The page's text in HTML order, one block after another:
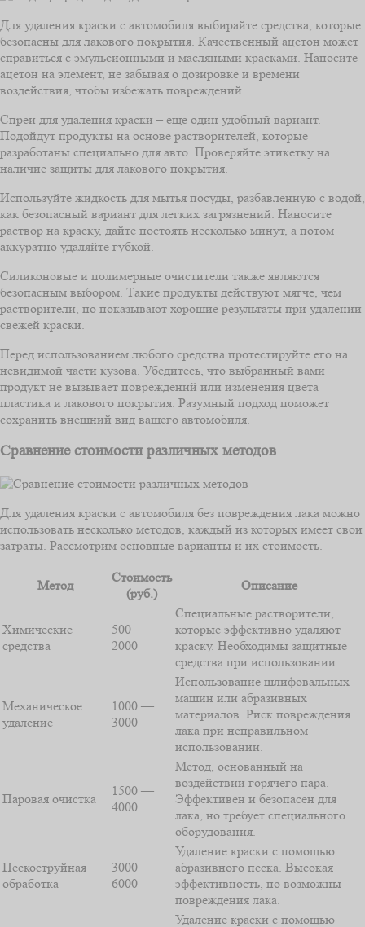
Для удаления краски с автомобиля выбирайте средства, которые
безопасны для лакового покрытия. Качественный ацетон может
справиться с эмульсионными и масляными красками. Наносите
ацетон на элемент, не забывая о дозировке и времени
воздействия, чтобы избежать повреждений.
Спреи для удаления краски – еще один удобный вариант.
Подойдут продукты на основе растворителей, которые
разработаны специально для авто. Проверяйте этикетку на
наличие защиты для лакового покрытия.
Используйте жидкость для мытья посуды, разбавленную с водой,
как безопасный вариант для легких загрязнений. Наносите
раствор на краску, дайте постоять несколько минут, а потом
аккуратно удаляйте губкой.
Силиконовые и полимерные очистители также являются
безопасным выбором. Такие продукты действуют мягче, чем
растворители, но показывают хорошие результаты при удалении
свежей краски.
Перед использованием любого средства протестируйте его на
невидимой части кузова. Убедитесь, что выбранный вами
продукт не вызывает повреждений или изменения цвета
пластика и лакового покрытия. Разумный подход поможет
сохранить внешний вид вашего автомобиля.
Сравнение стоимости различных методов
Для удаления краски с автомобиля без повреждения лака можно
использовать несколько методов, каждый из которых имеет свои
затраты. Рассмотрим основные варианты и их стоимость.
Метод
Стоимость
(руб.)
Описание
Химические
средства
500 —
2000
Специальные растворители,
которые эффективно удаляют
краску. Необходимы защитные
средства при использовании.
Механическое
удаление
1000 —
3000
Использование шлифовальных
машин или абразивных
материалов. Риск повреждения
лака при неправильном
использовании.
Паровая очистка
1500 —
4000
Метод, основанный на
воздействии горячего пара.
Эффективен и безопасен для
лака, но требует специального
оборудования.
Пескоструйная
обработка
3000 —
6000
Удаление краски с помощью
абразивного песка. Высокая
эффективность, но возможны
повреждения лака.
Удаление краски с помощью